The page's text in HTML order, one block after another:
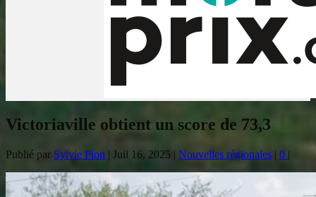
Victoriaville obtient un score de 73,3
Publié par Sylvie Pion | Juil 16, 2025 | Nouvelles régionales | 0 |